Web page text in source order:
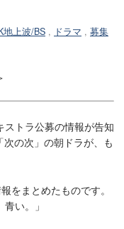
地上波/BS , ドラマ , 募集
トラ公募の情報が告知
の次」の朝ドラが、も
をまとめたものです。
い。」